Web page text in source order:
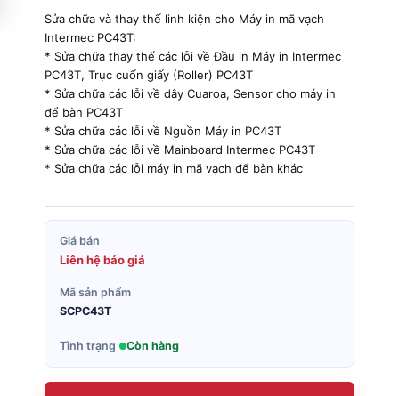
Sửa chữa và thay thế linh kiện cho Máy in mã vạch
Intermec PC43T:
* Sửa chữa thay thế các lỗi về Đầu in Máy in Intermec
PC43T, Trục cuốn giấy (Roller) PC43T
* Sửa chữa các lỗi về dây Cuaroa, Sensor cho máy in
để bàn PC43T
* Sửa chữa các lỗi về Nguồn Máy in PC43T
* Sửa chữa các lỗi về Mainboard Intermec PC43T
* Sửa chữa các lỗi máy in mã vạch để bàn khác
Giá bán
Liên hệ báo giá
Mã sản phẩm
SCPC43T
Tình trạng Còn hàng